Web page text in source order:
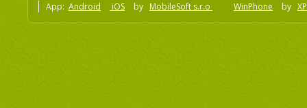
App: Android iOS by MobileSoft s.r.o WinPhone by